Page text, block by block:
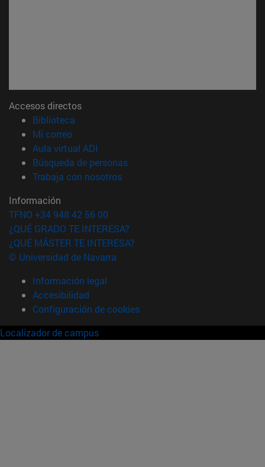
Accesos directos
Biblioteca
Mi correo(abre en nueva ventana)
Aula virtual ADI
Búsqueda de personas(abre en nueva ventana)
Trabaja con nosotros(abre en nueva ventana)
Información
TFNO +34 948 42 56 00
¿QUÉ GRADO TE INTERESA?
¿QUÉ MÁSTER TE INTERESA?
© Universidad de Navarra
Información legal
Accesibilidad
Configuración de cookies
Localizador de campus